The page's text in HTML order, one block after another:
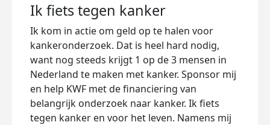
Ik fiets tegen kanker
Ik kom in actie om geld op te halen voor
kankeronderzoek. Dat is heel hard nodig,
want nog steeds krijgt 1 op de 3 mensen in
Nederland te maken met kanker. Sponsor mij
en help KWF met de financiering van
belangrijk onderzoek naar kanker. Ik fiets
tegen kanker en voor het leven. Namens mij